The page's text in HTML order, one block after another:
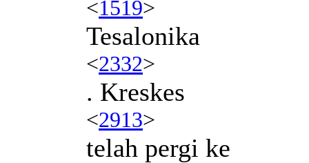
<1519>
Tesalonika
<2332>
. Kreskes
<2913>
telah pergi ke